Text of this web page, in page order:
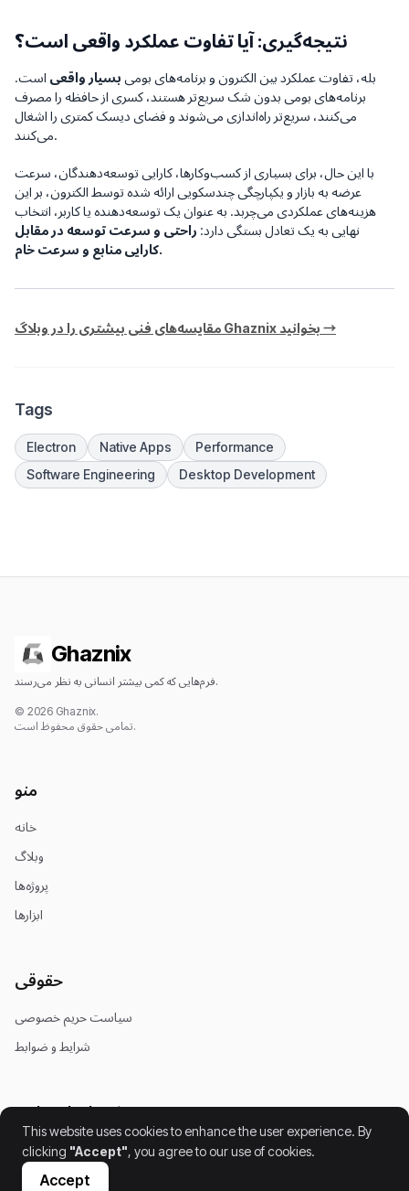
نتیجه‌گیری: آیا تفاوت عملکرد واقعی است؟
بله، تفاوت عملکرد بین الکترون و برنامه‌های بومی بسیار واقعی است.
برنامه‌های بومی بدون شک سریع‌تر هستند، کسری از حافظه را مصرف
می‌کنند، سریع‌تر راه‌اندازی می‌شوند و فضای دیسک کمتری را اشغال
می‌کنند.
با این حال، برای بسیاری از کسب‌وکارها، کارایی توسعه‌دهندگان، سرعت
عرضه به بازار و یکپارچگی چندسکویی ارائه شده توسط الکترون، بر این
هزینه‌های عملکردی می‌چربد. به عنوان یک توسعه‌دهنده یا کاربر، انتخاب
نهایی به یک تعادل بستگی دارد: راحتی و سرعت توسعه در مقابل
کارایی منابع و سرعت خام.
مقایسه‌های فنی بیشتری را در وبلاگ Ghaznix بخوانید →
Tags
Electron Native Apps
Performance
Software Engineering
Desktop Development
Ghaznix
فرم‌هایی که کمی بیشتر انسانی به نظر می‌رسند.
© 2026 Ghaznix.
تمامی حقوق محفوظ است.
منو
خانه
وبلاگ
پروژه‌ها
ابزارها
حقوقی
سیاست حریم خصوصی
شرایط و ضوابط
شبکه‌های اجتماعی
This website uses cookies to enhance the user experience. By
clicking "Accept", you agree to our use of cookies.
Accept